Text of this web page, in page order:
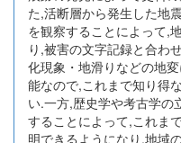
た,活断層から発生した地
を観察することによって,
り,被害の文字記録と合わ
化現象・地滑りなどの地
能なので,これまで知り得
い.一方,歴史学や考古学の
することによって,これま
明できるようになり,地域